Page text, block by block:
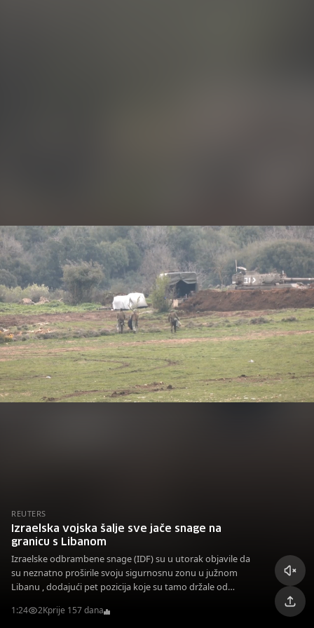
REUTERS
Izraelska vojska šalje sve jače snage na
granicu s Libanom
Izraelske odbrambene snage (IDF) su u utorak objavile da
su neznatno proširile svoju sigurnosnu zonu u južnom
Libanu , dodajući pet pozicija koje su tamo držale od
1:24 2Kprije 157 dana